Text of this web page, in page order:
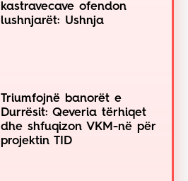
kastravecave ofendon
lushnjarët: Ushnja
Triumfojnë banorët e
Durrësit: Qeveria tërhiqet
dhe shfuqizon VKM-në për
projektin TID